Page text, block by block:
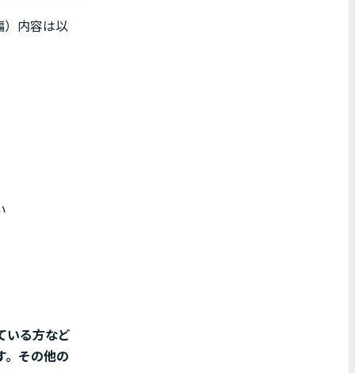
）内容は以
いる方など
。その他の